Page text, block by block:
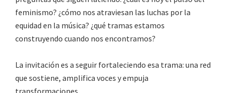
feminismo? ¿cómo nos atraviesan las luchas por la
equidad en la música? ¿qué tramas estamos
construyendo cuando nos encontramos?
La invitación es a seguir fortaleciendo esa trama: una red
que sostiene, amplifica voces y empuja